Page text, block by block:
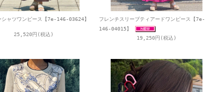
シャツワンピース【7e-146-03624】
25,520円(税込)
フレンチスリーブティアードワンピース【7e-
146-04015】
19,250円(税込)